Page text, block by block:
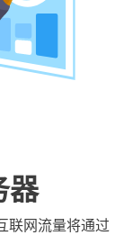
器
联网流量将通过